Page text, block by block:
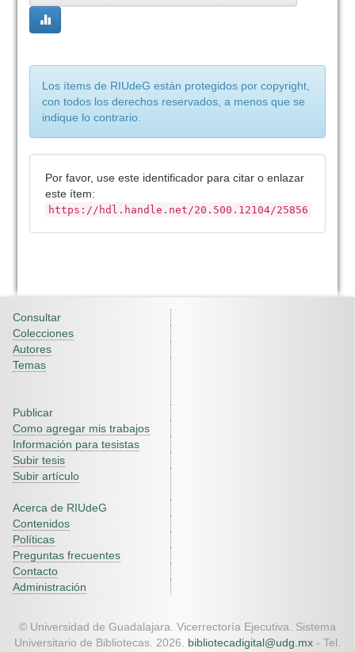
Los ítems de RIUdeG están protegidos por copyright,
con todos los derechos reservados, a menos que se
indique lo contrario.
Por favor, use este identificador para citar o enlazar
este ítem:
https://hdl.handle.net/20.500.12104/25856
Consultar
Colecciones
Autores
Temas
Publicar
Como agregar mis trabajos
Información para tesistas
Subir tesis
Subir artículo
Acerca de RIUdeG
Contenidos
Políticas
Preguntas frecuentes
Contacto
Administración
© Universidad de Guadalajara. Vicerrectoría Ejecutiva. Sistema
Universitario de Bibliotecas. 2026. bibliotecadigital@udg.mx - Tel.